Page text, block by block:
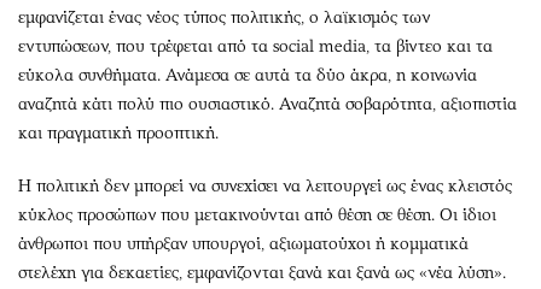
εμφανίζεται ένας νέος τύπος πολιτικής, ο λαϊκισμός των
εντυπώσεων, που τρέφεται από τα social media, τα βίντεο και τα
εύκολα συνθήματα. Ανάμεσα σε αυτά τα δύο άκρα, η κοινωνία
αναζητά κάτι πολύ πιο ουσιαστικό. Αναζητά σοβαρότητα, αξιοπιστία
και πραγματική προοπτική.
Η πολιτική δεν μπορεί να συνεχίσει να λειτουργεί ως ένας κλειστός
κύκλος προσώπων που μετακινούνται από θέση σε θέση. Οι ίδιοι
άνθρωποι που υπήρξαν υπουργοί, αξιωματούχοι ή κομματικά
στελέχη για δεκαετίες, εμφανίζονται ξανά και ξανά ως «νέα λύση».